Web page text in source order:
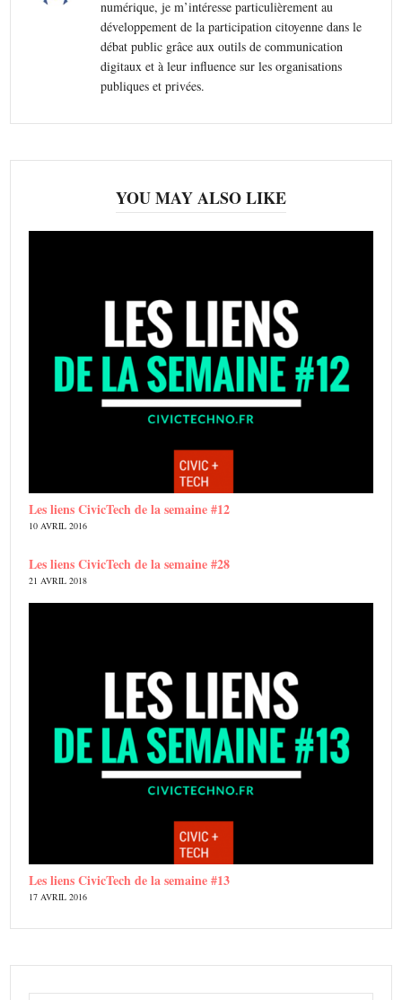
numérique, je m’intéresse particulièrement au
développement de la participation citoyenne dans le
débat public grâce aux outils de communication
digitaux et à leur influence sur les organisations
publiques et privées.
YOU MAY ALSO LIKE
Les liens CivicTech de la semaine #12
10 AVRIL 2016
Les liens CivicTech de la semaine #28
21 AVRIL 2018
Les liens CivicTech de la semaine #13
17 AVRIL 2016